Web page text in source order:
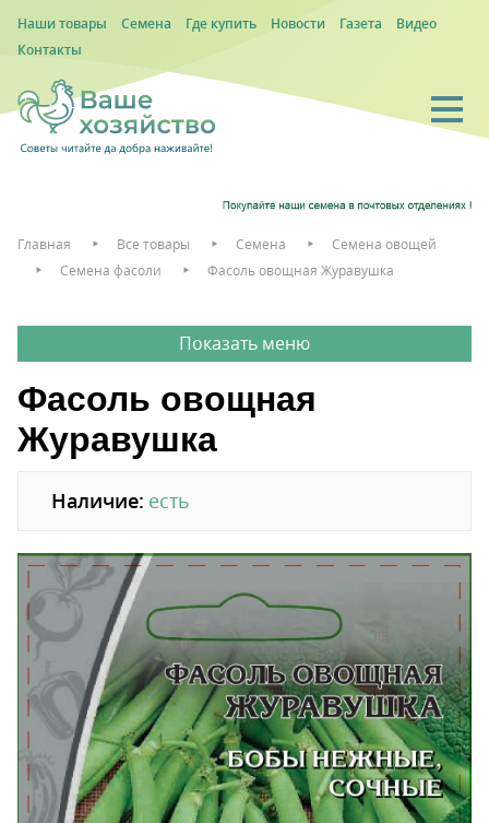
Наши товары Семена Где купить Новости Газета
Видео
Контакты
Главная Все товары Семена
Семена овощей
Семена фасоли
Фасоль овощная Журавушка
Фасоль овощная
Журавушка
Наличие: есть